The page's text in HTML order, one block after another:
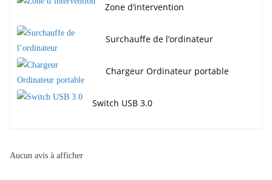
Zone d’intervention
Surchauffe de l’ordinateur
Chargeur Ordinateur portable
Switch USB 3.0
Aucun avis à afficher